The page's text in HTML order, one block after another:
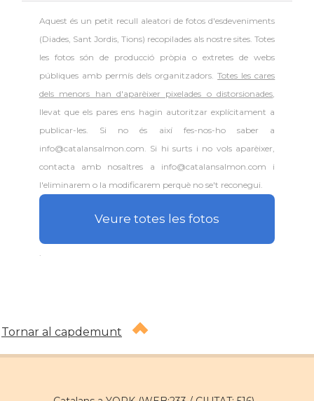
Aquest és un petit recull aleatori defotos d'esdeveniments
(Diades, Sant Jordis, Tions) recopilades als nostre sites. Totes
les fotos són de producció pròpia o extretes de webs
públiques amb permís dels organitzadors.Totes les cares
dels menors han d'aparèixer pixelades o distorsionades,
llevat que els pares ens hagin autoritzar explícitament a
publicar-les. Si no és així fes-nos-ho saber a
info@catalansalmon.com. Si hi surts i no vols aparèixer,
contacta amb nosaltres a info@catalansalmon.com i
l'eliminarem o la modificarem perquè no se't reconegui.
Veure totes les fotos
Tornar al capdemunt